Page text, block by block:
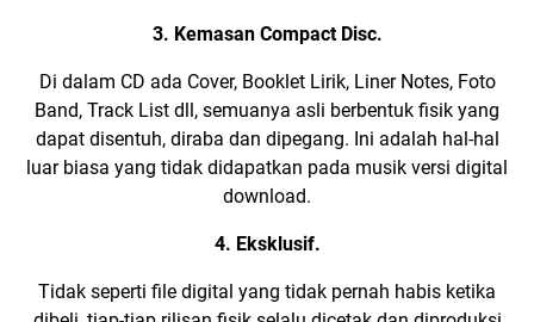
3. Kemasan Compact Disc.
Di dalam CD ada Cover, Booklet Lirik, Liner Notes, Foto
Band, Track List dll, semuanya asli berbentuk fisik yang
dapat disentuh, diraba dan dipegang. Ini adalah hal-hal
luar biasa yang tidak didapatkan pada musik versi digital
download.
4. Eksklusif.
Tidak seperti file digital yang tidak pernah habis ketika